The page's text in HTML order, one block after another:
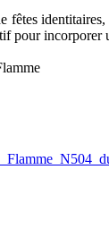
fêtes
pour